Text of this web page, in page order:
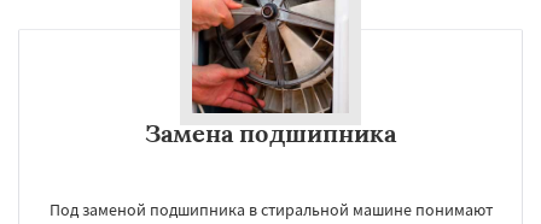
Замена подшипника
Под заменой подшипника в стиральной машине понимают